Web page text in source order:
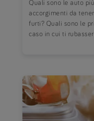
Quali sono le auto
accorgimenti da
furti? Quali sono le
caso in cui ti